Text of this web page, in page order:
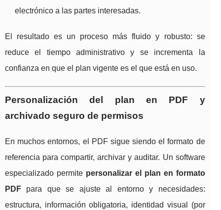
electrónico a las partes interesadas.
El resultado es un proceso más fluido y robusto: se
reduce el tiempo administrativo y se incrementa la
confianza en que el plan vigente es el que está en uso.
Personalización del plan en PDF y
archivado seguro de permisos
En muchos entornos, el PDF sigue siendo el formato de
referencia para compartir, archivar y auditar. Un software
especializado permite personalizar el plan en formato
PDF para que se ajuste al entorno y necesidades:
estructura, información obligatoria, identidad visual (por